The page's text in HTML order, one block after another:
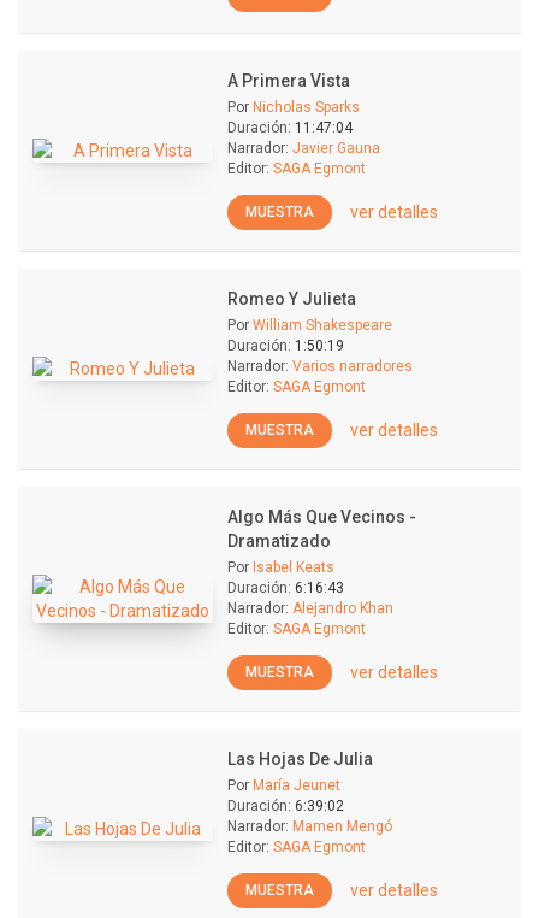
A Primera Vista
Por Nicholas Sparks
Duración: 11:47:04
Narrador: Javier Gauna
Editor: SAGA Egmont
MUESTRA ver detalles
Romeo Y Julieta
Por William Shakespeare
Duración: 1:50:19
Narrador: Varios narradores
Editor: SAGA Egmont
MUESTRA ver detalles
Algo Más Que Vecinos -
Dramatizado
Por Isabel Keats
Duración: 6:16:43
Narrador: Alejandro Khan
Editor: SAGA Egmont
MUESTRA ver detalles
Las Hojas De Julia
Por María Jeunet
Duración: 6:39:02
Narrador: Mamen Mengó
Editor: SAGA Egmont
MUESTRA ver detalles